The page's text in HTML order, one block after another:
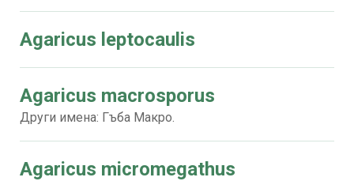
Agaricus leptocaulis
Agaricus macrosporus
Други имена: Гъба Макро.
Agaricus micromegathus